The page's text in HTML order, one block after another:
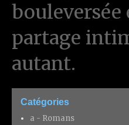
partage
autant.
Catégories
a - Romans